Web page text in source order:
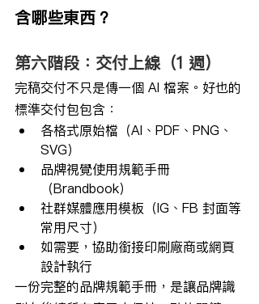
含哪些東西？
第六階段：交付上線（1 週）
完稿交付不只是傳一個 AI 檔案。好也的
標準交付包包含：
各格式原始檔（AI、PDF、PNG、
SVG）
品牌視覺使用規範手冊
（Brandbook）
社群媒體應用模板（IG、FB 封面等
常用尺寸）
如需要，協助銜接印刷廠商或網頁
設計執行
一份完整的品牌規範手冊，是讓品牌識